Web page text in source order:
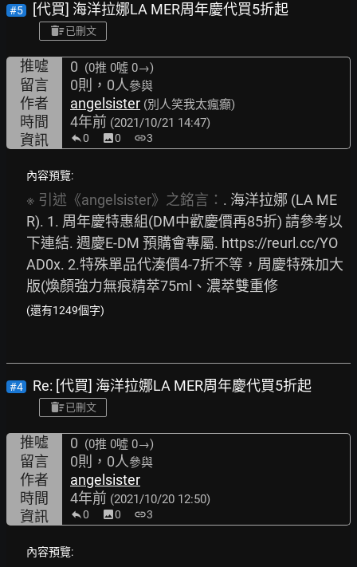
#5 [代買] 海洋拉娜LA MER周年慶代買5折起
已刪文
推噓 0 (0推 0噓 0→)
留言 0則，0人參與
作者 angelsister (別人笑我太瘋癲)
時間 4年前 (2021/10/21 14:47)
資訊 0 image0 link3
內容預覽:
※ 引述《angelsister》之銘言： . 海洋拉娜 (LA ME
R). 1. 周年慶特惠組(DM中歡慶價再85折) 請參考以
下連結. 週慶E-DM 預購會專屬. https://reurl.cc/YO
AD0x. 2.特殊單品代湊價4-7折不等，周慶特殊加大
版(煥顏強力無痕精萃75ml、濃萃雙重修
(還有1249個字)
#4 Re: [代買] 海洋拉娜LA MER周年慶代買5折起
已刪文
推噓 0 (0推 0噓 0→)
留言 0則，0人參與
作者
angelsister
時間
4年前 (2021/10/20 12:50)
資訊 0 image0 link3
內容預覽: